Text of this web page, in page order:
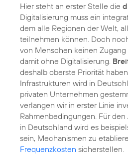
Hier steht an erster Stelle die
Digitalisierung muss ein
dem alle Regionen der Welt,
teilnehmen können. Doch
von Menschen keinen
damit ohne Digitalisierung.
deshalb oberste Priorität
Infrastrukturen wird in
privaten Unternehmen
verlangen wir in erster Linie
Rahmenbedingungen. Für den
in Deutschland wird es
sein, Mechanismen zu
Frequenzkosten sicherstellen.